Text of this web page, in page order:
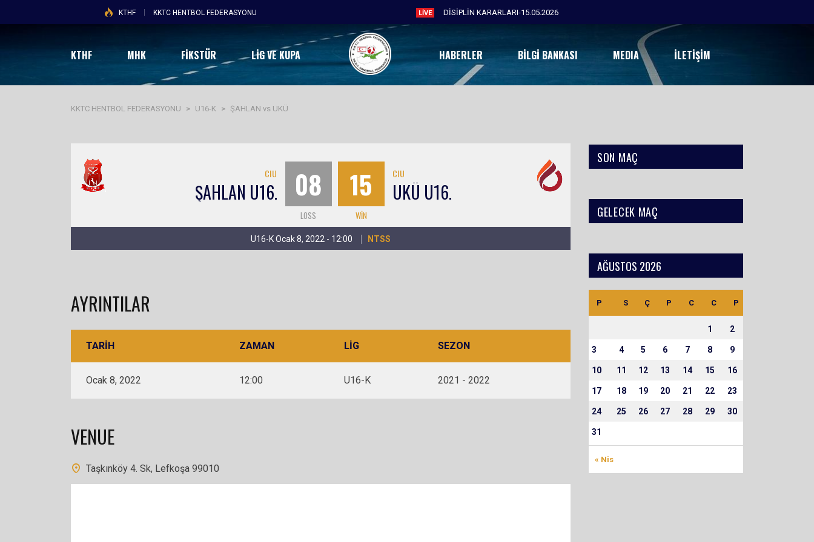
KTHF KKTC HENTBOL FEDERASYONU LIVE DİSİPLİN KARARLARI-15.05.2026
KTHF MHK FİKSTÜR LIG VE KUPA HABERLER BILGI BANKASI MEDIA İLETIŞIM
KKTC HENTBOL FEDERASYONU > U16-K > ŞAHLAN vs UKÜ
CIU
ŞAHLAN U16. 08
LOSS
15
WIN
CIU
UKÜ U16.
U16-K Ocak 8, 2022 - 12:00 NTSS
AYRINTILAR
TARIH ZAMAN LIG SEZON
Ocak 8, 2022 12:00 U16-K 2021 - 2022
VENUE
Taşkınköy 4. Sk, Lefkoşa 99010
SON MAÇ
GELECEK MAÇ
AĞUSTOS 2026
P S Ç P C C P
« Nis
1 2
3 4 5 6 7 8 9
10 11 12 13 14 15 16
17 18 19 20 21 22 23
24 25 26 27 28 29 30
31